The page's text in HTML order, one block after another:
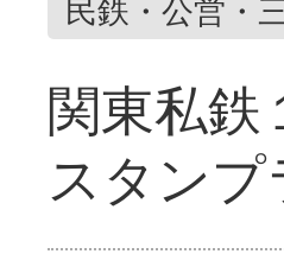
民鉄・公営・
関東私
スタン